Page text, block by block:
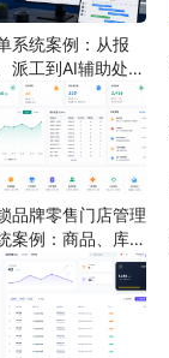
系统案例：从报
派工到AI辅助处理
制开发方案
品牌零售门店管理
案例：商品、库
会员和门店运营如
通